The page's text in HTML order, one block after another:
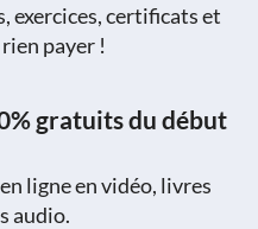
exercices, certificats et
payer !
gratuits du début
ligne en vidéo, livres
audio.